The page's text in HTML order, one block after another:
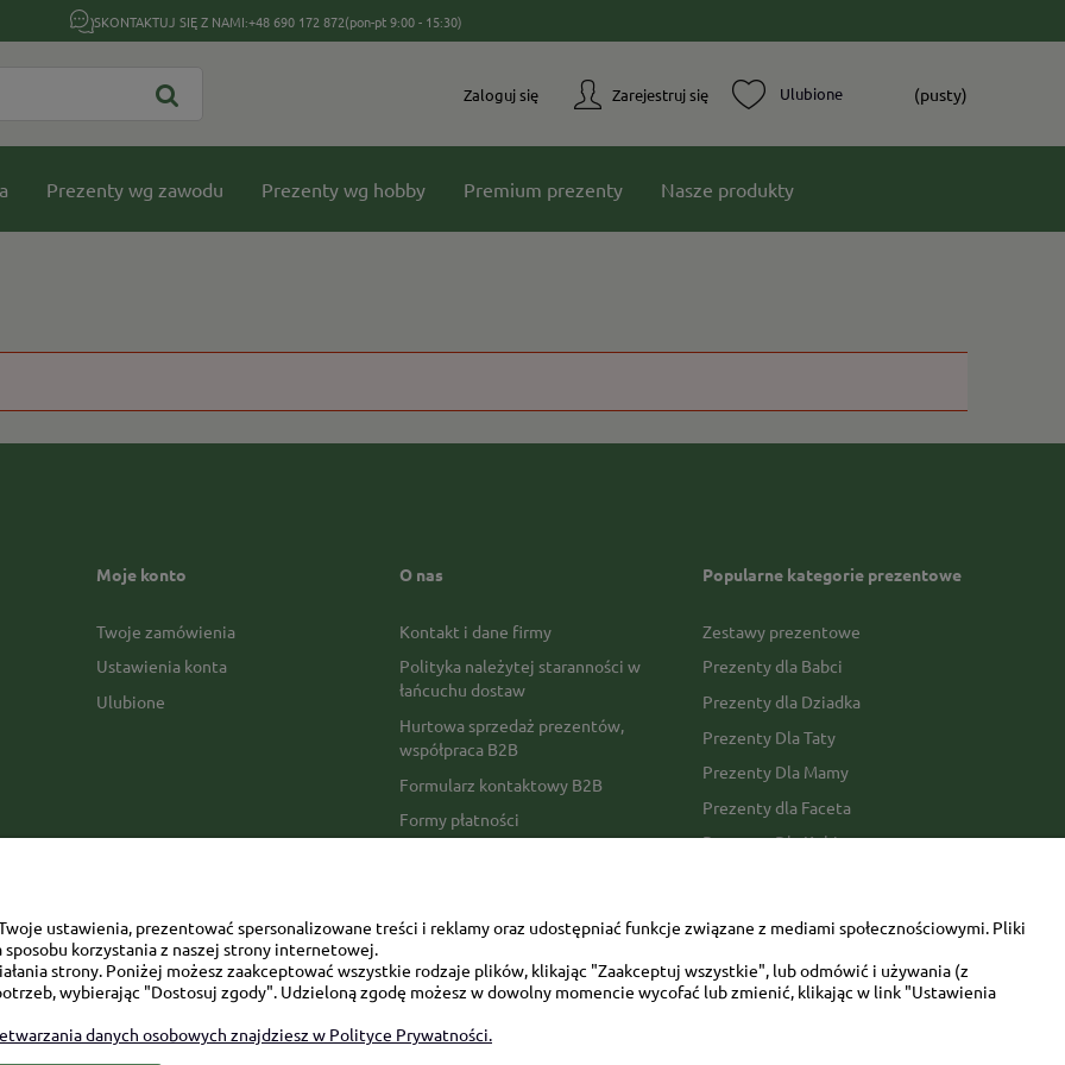
SKONTAKTUJ SIĘ Z NAMI:+48 690 172 872(pon-pt 9:00 - 15:30)
Zarejestruj się
Zaloguj się (pusty)
Prezenty wg zawodu Prezenty wg hobby Premium prezenty Nasze produkty
Moje konto
Twoje zamówienia
Ustawienia konta
Ulubione
O nas
Kontakt i dane firmy
Polityka należytej staranności w
łańcuchu dostaw
Hurtowa sprzedaż prezentów,
współpraca B2B
Formularz kontaktowy B2B
Formy płatności
Opinie Trustmate
Mapa kategorii
Popularne kategorie prezentowe
Zestawy prezentowe
Prezenty dla Babci
Prezenty dla Dziadka
Prezenty Dla Taty
Prezenty Dla Mamy
Prezenty dla Faceta
Prezenty Dla Kobiety
ustawienia, prezentować spersonalizowane treści i reklamy oraz udostępniać funkcje związane z mediami społecznościowymi. Pliki
korzystania z naszej strony internetowej.
strony. Poniżej możesz zaakceptować wszystkie rodzaje plików, klikając "Zaakceptuj wszystkie", lub odmówić i używania (z
wybierając "Dostosuj zgody". Udzieloną zgodę możesz w dowolny momencie wycofać lub zmienić, klikając w link "Ustawienia
danych osobowych znajdziesz w Polityce Prywatności.